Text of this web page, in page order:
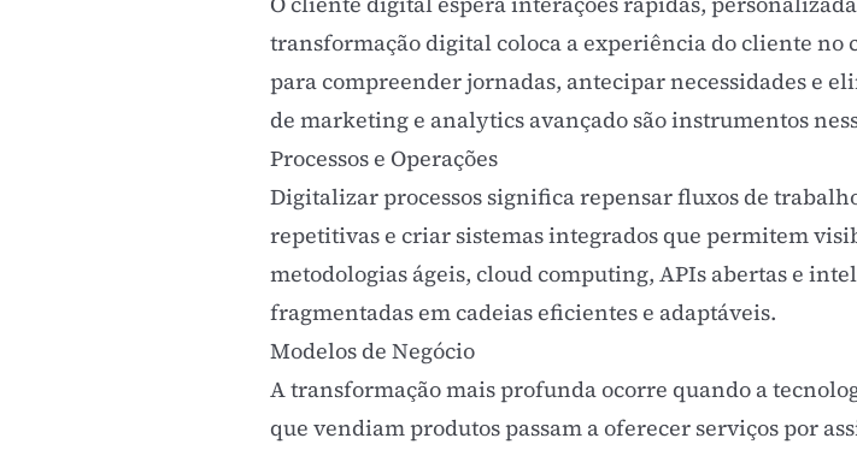
transformação digital coloca aexperiência do cliente no
para compreender jornadas, antecipar necessidades e
de marketinge analytics avançado são instrumentos
Processos e Operações
Digitalizar processos significa repensar fluxos de
repetitivas e criar sistemas integrados que permitem
metodologias ágeis, cloud computing, APIs abertas e
fragmentadas em cadeias eficientes e adaptáveis.
Modelos de Negócio
A transformação mais profunda ocorre quando a
que vendiam produtos passam a oferecer serviços por